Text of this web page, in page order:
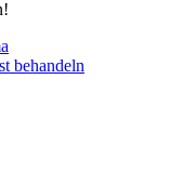
behandeln